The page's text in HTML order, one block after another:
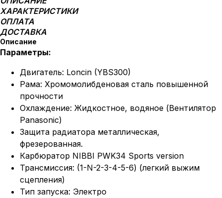
ХАРАКТЕРИСТИКИ
ОПЛАТА
ДОСТАВКА
Описание
Параметры:
Двигатель: Loncin (YBS300)
Рама: Хромомолибденовая сталь повышенной
прочности
Охлаждение: Жидкостное, водяное (Вентилятор
Panasonic)
Защита радиатора металлическая,
фрезерованная.
Карбюратор NIBBI PWK34 Sports version
Трансмиссия: (1-N-2-3-4-5-6) (легкий выжим
сцепления)
Тип запуска: Электро